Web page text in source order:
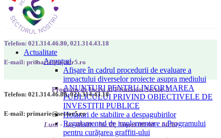
Actualitate
Anunțuri
Afișare în cadrul procedurii de evaluare a
impactului diverselor proiecte asupra mediului
ANUNȚURI PENTRU INFORMAREA
PUBLICULUI PRIVIND OBIECTIVELE DE
INVESTIȚII PUBLICE
Hotarari de stabilire a despagubirilor
Regulamentul de implementare a Programului
pentru curățarea graffiti-ului
Telefon: 021.314.46.80, 021.314.43.18
E-mail: primarie@sector5.ro
Program de lucru al Primăriei Sector 5
Luni - Joi 08:00 - 16:30; Vineri 08:00 - 14:00
Telefon: 021.314.46.80, 021.314.43.18
E-mail: primarie@sector5.ro